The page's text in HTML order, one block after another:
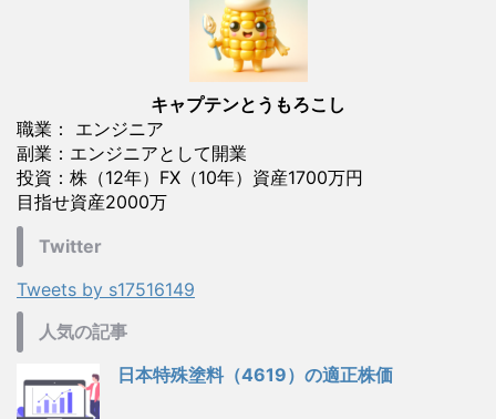
キャプテンとうもろこし
職業： エンジニア
副業：エンジニアとして開業
投資：株（12年）FX（10年）資産1700万円
目指せ資産2000万
Twitter
Tweets by s17516149
人気の記事
日本特殊塗料（4619）の適正株価